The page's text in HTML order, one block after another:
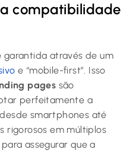
compatibilidade
através de um
e “mobile-first”. Isso
pages são
perfeitamente a
smartphones até
rigorosos em múltiplos
assegurar que a